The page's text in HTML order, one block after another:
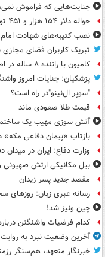
جنایت‌هایی که فراموش
حواله دلار ۱۵۴ هزار و ۴۵۱ تومان شد
نصب کتیبه‌های شهادت
تبریک کاربران فضای مجازی
کامیون با راننده ۸ ساله در اصفهان توقیف شد
پزشکیان: جنایات امروز
"سوپر ال‌نینو"در راه است؟
قیمت طلا صعودی ماند
آتش سوزی مهیب یک ساختمان ۱۲ طبقه در
بازتاب «پیمان دفاعی مکه»
وزارت دفاع: ایران در میدان
بیل مکانیکی ارتش صهیونی
مقصد جدید پسر زیدان
رسانه عبری زبان: روزهای
چین ونیز شد!
کدام فرضیات واشنگتن
آخرین وضعیت نبرد به
خبرنگار متعهد، هم‌سنگر